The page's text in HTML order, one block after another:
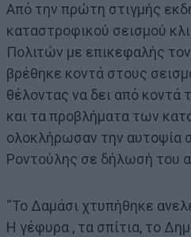
Από την πρώτη στιγμής
καταστροφικού σεισμού
Πολιτών με επικεφαλής
βρέθηκε κοντά στους
θέλοντας να δει από κοντά
και τα προβλήματα των
ολοκλήρωσαν την αυτοψία
Ροντούλης σε δήλωσή του
“Το Δαμάσι χτυπήθηκε
Η γέφυρα , τα σπίτια, το